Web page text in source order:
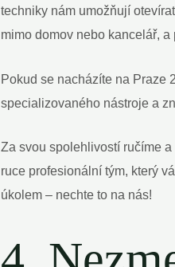
techniky nám⁢ umožňují
mimo domov nebo⁣ kancelář,
Pokud se nacházíte ‌na Praze
specializovaného nástroje a
Za svou⁤ spolehlivostí ručíme
ruce profesionální tým, který‌
úkolem – ⁢nechte to na nás!